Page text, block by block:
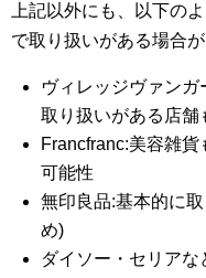
上記以外にも、以下の
で取り扱いがある場合
ヴィレッジヴァンガ
取り扱いがある店舗
Francfranc:美容雑
可能性
無印良品:基本的に
め)
ダイソー・セリア